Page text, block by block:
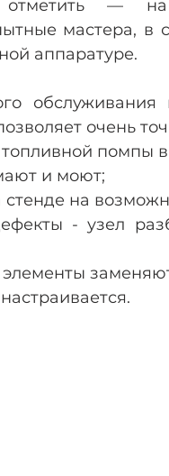
отметить —
мастера, в
аппаратуре.
очень
помпы
и моют;
на
- узел